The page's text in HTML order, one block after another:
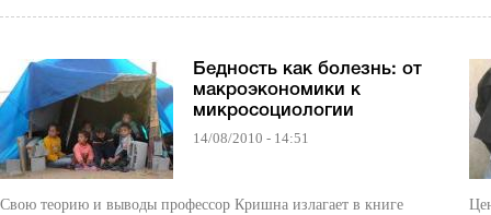
Бедность как болезнь: от
макроэкономики к
микросоциологии
14/08/2010 - 14:51
Свою теорию и выводы профессор Кришна излагает в книге